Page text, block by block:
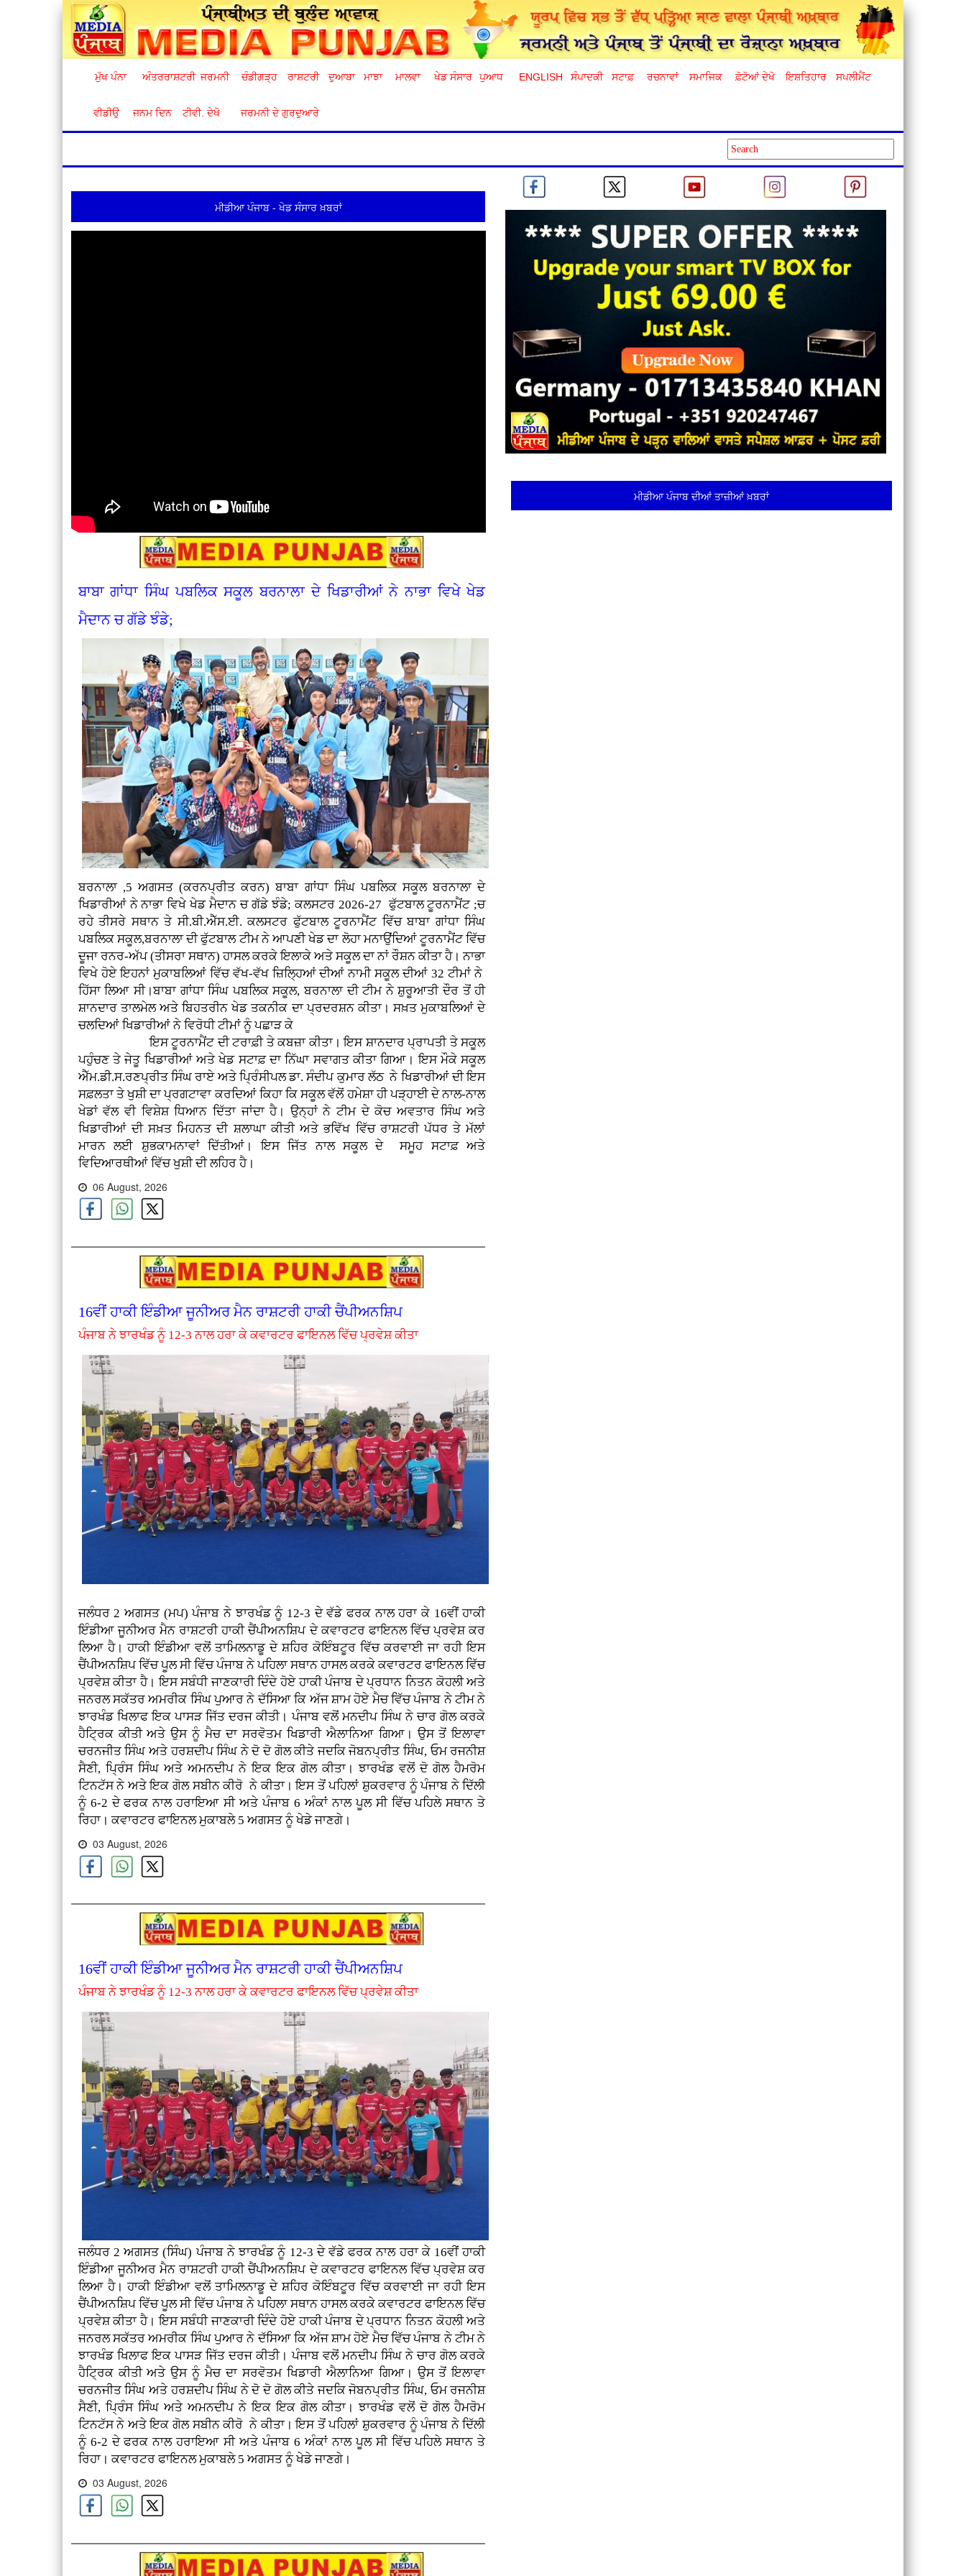
ਮੁੱਖ ਪੰਨਾ ਅੰਤਰਰਾਸ਼ਟਰੀ ਜਰਮਨੀ ਚੰਡੀਗੜ੍ਹ ਰਾਸ਼ਟਰੀ ਦੁਆਬਾ ਮਾਝਾ ਮਾਲਵਾ ਖੇਡ ਸੰਸਾਰ ਪੁਆਧ ENGLISH ਸੰਪਾਦਕੀ ਸਟਾਫ਼ ਰਚਨਾਵਾਂ ਸਮਾਜਿਕ ਫ਼ੋਟੋਆਂ ਦੇਖੋ ਇਸ਼ਤਿਹਾਰ ਸਪਲੀਮੈਂਟ
ਵੀਡੀਉ ਜਨਮ ਦਿਨ ਟੀਵੀ. ਦੇਖੋ ਜਰਮਨੀ ਦੇ ਗੁਰਦੁਆਰੇ
ਮੀਡੀਆ ਪੰਜਾਬ - ਖੇਡ ਸੰਸਾਰ ਖ਼ਬਰਾਂ
ਬਾਬਾ ਗਾਂਧਾ ਸਿੰਘ ਪਬਲਿਕ ਸਕੂਲ ਬਰਨਾਲਾ ਦੇ ਖਿਡਾਰੀਆਂ ਨੇ ਨਾਭਾ ਵਿਖੇ ਖੇਡ
ਮੈਦਾਨ ਚ ਗੱਡੇ ਝੰਡੇ;
ਬਰਨਾਲਾ ,5 ਅਗਸਤ (ਕਰਨਪ੍ਰੀਤ ਕਰਨ) ਬਾਬਾ ਗਾਂਧਾ ਸਿੰਘ ਪਬਲਿਕ ਸਕੂਲ ਬਰਨਾਲਾ ਦੇ
ਖਿਡਾਰੀਆਂ ਨੇ ਨਾਭਾ ਵਿਖੇ ਖੇਡ ਮੈਦਾਨ ਚ ਗੱਡੇ ਝੰਡੇ; ਕਲਸਟਰ 2026-27 ਫੁੱਟਬਾਲ ਟੂਰਨਾਮੈਂਟ ;ਚ
ਰਹੇ ਤੀਸਰੇ ਸਥਾਨ ਤੇ ਸੀ.ਬੀ.ਐੱਸ.ਈ. ਕਲਸਟਰ ਫੁੱਟਬਾਲ ਟੂਰਨਾਮੈਂਟ ਵਿੱਚ ਬਾਬਾ ਗਾਂਧਾ ਸਿੰਘ
ਪਬਲਿਕ ਸਕੂਲ,ਬਰਨਾਲਾ ਦੀ ਫੁੱਟਬਾਲ ਟੀਮ ਨੇ ਆਪਣੀ ਖੇਡ ਦਾ ਲੋਹਾ ਮਨਾਉਂਦਿਆਂ ਟੂਰਨਾਮੈਂਟ ਵਿੱਚ
ਦੂਜਾ ਰਨਰ-ਅੱਪ (ਤੀਸਰਾ ਸਥਾਨ) ਹਾਸਲ ਕਰਕੇ ਇਲਾਕੇ ਅਤੇ ਸਕੂਲ ਦਾ ਨਾਂ ਰੌਸ਼ਨ ਕੀਤਾ ਹੈ। ਨਾਭਾ
ਵਿਖੇ ਹੋਏ ਇਹਨਾਂ ਮੁਕਾਬਲਿਆਂ ਵਿੱਚ ਵੱਖ-ਵੱਖ ਜ਼ਿਲ੍ਹਿਆਂ ਦੀਆਂ ਨਾਮੀ ਸਕੂਲ ਦੀਆਂ 32 ਟੀਮਾਂ ਨੇ
ਹਿੱਸਾ ਲਿਆ ਸੀ।ਬਾਬਾ ਗਾਂਧਾ ਸਿੰਘ ਪਬਲਿਕ ਸਕੂਲ, ਬਰਨਾਲਾ ਦੀ ਟੀਮ ਨੇ ਸ਼ੁਰੂਆਤੀ ਦੌਰ ਤੋਂ ਹੀ
ਸ਼ਾਨਦਾਰ ਤਾਲਮੇਲ ਅਤੇ ਬਿਹਤਰੀਨ ਖੇਡ ਤਕਨੀਕ ਦਾ ਪ੍ਰਦਰਸ਼ਨ ਕੀਤਾ। ਸਖ਼ਤ ਮੁਕਾਬਲਿਆਂ ਦੇ
ਚਲਦਿਆਂ ਖਿਡਾਰੀਆਂ ਨੇ ਵਿਰੋਧੀ ਟੀਮਾਂ ਨੂੰ ਪਛਾੜ ਕੇ
ਇਸ ਟੂਰਨਾਮੈਂਟ ਦੀ ਟਰਾਫ਼ੀ ਤੇ ਕਬਜ਼ਾ ਕੀਤਾ। ਇਸ ਸ਼ਾਨਦਾਰ ਪ੍ਰਾਪਤੀ ਤੇ ਸਕੂਲ
ਪਹੁੰਚਣ ਤੇ ਜੇਤੂ ਖਿਡਾਰੀਆਂ ਅਤੇ ਖੇਡ ਸਟਾਫ਼ ਦਾ ਨਿੱਘਾ ਸਵਾਗਤ ਕੀਤਾ ਗਿਆ। ਇਸ ਮੌਕੇ ਸਕੂਲ
ਐੱਮ.ਡੀ.ਸ.ਰਣਪ੍ਰੀਤ ਸਿੰਘ ਰਾਏ ਅਤੇ ਪ੍ਰਿੰਸੀਪਲ ਡਾ. ਸੰਦੀਪ ਕੁਮਾਰ ਲੱਠ ਨੇ ਖਿਡਾਰੀਆਂ ਦੀ ਇਸ
ਸਫ਼ਲਤਾ ਤੇ ਖੁਸ਼ੀ ਦਾ ਪ੍ਰਗਟਾਵਾ ਕਰਦਿਆਂ ਕਿਹਾ ਕਿ ਸਕੂਲ ਵੱਲੋਂ ਹਮੇਸ਼ਾ ਹੀ ਪੜ੍ਹਾਈ ਦੇ ਨਾਲ-ਨਾਲ
ਖੇਡਾਂ ਵੱਲ ਵੀ ਵਿਸ਼ੇਸ਼ ਧਿਆਨ ਦਿੱਤਾ ਜਾਂਦਾ ਹੈ। ਉਨ੍ਹਾਂ ਨੇ ਟੀਮ ਦੇ ਕੋਚ ਅਵਤਾਰ ਸਿੰਘ ਅਤੇ
ਖਿਡਾਰੀਆਂ ਦੀ ਸਖ਼ਤ ਮਿਹਨਤ ਦੀ ਸ਼ਲਾਘਾ ਕੀਤੀ ਅਤੇ ਭਵਿੱਖ ਵਿੱਚ ਰਾਸ਼ਟਰੀ ਪੱਧਰ ਤੇ ਮੱਲਾਂ
ਮਾਰਨ ਲਈ ਸ਼ੁਭਕਾਮਨਾਵਾਂ ਦਿੱਤੀਆਂ। ਇਸ ਜਿੱਤ ਨਾਲ ਸਕੂਲ ਦੇ ਸਮੂਹ ਸਟਾਫ਼ ਅਤੇ
ਵਿਦਿਆਰਥੀਆਂ ਵਿੱਚ ਖੁਸ਼ੀ ਦੀ ਲਹਿਰ ਹੈ।
06 August, 2026
16ਵੀਂ ਹਾਕੀ ਇੰਡੀਆ ਜੂਨੀਅਰ ਮੈਨ ਰਾਸ਼ਟਰੀ ਹਾਕੀ ਚੈਂਪੀਅਨਸ਼ਿਪ
ਪੰਜਾਬ ਨੇ ਝਾਰਖੰਡ ਨੂੰ 12-3 ਨਾਲ ਹਰਾ ਕੇ ਕਵਾਰਟਰ ਫਾਇਨਲ ਵਿੱਚ ਪ੍ਰਵੇਸ਼ ਕੀਤਾ
ਜਲੰਧਰ 2 ਅਗਸਤ (ਮਪ) ਪੰਜਾਬ ਨੇ ਝਾਰਖੰਡ ਨੂੰ 12-3 ਦੇ ਵੱਡੇ ਫਰਕ ਨਾਲ ਹਰਾ ਕੇ 16ਵੀਂ ਹਾਕੀ
ਇੰਡੀਆ ਜੂਨੀਅਰ ਮੈਨ ਰਾਸ਼ਟਰੀ ਹਾਕੀ ਚੈਂਪੀਅਨਸ਼ਿਪ ਦੇ ਕਵਾਰਟਰ ਫਾਇਨਲ ਵਿੱਚ ਪ੍ਰਵੇਸ਼ ਕਰ
ਲਿਆ ਹੈ। ਹਾਕੀ ਇੰਡੀਆ ਵਲੋਂ ਤਾਮਿਲਨਾਡੂ ਦੇ ਸ਼ਹਿਰ ਕੋਇੰਬਟੂਰ ਵਿੱਚ ਕਰਵਾਈ ਜਾ ਰਹੀ ਇਸ
ਚੈਂਪੀਅਨਸ਼ਿਪ ਵਿੱਚ ਪੂਲ ਸੀ ਵਿੱਚ ਪੰਜਾਬ ਨੇ ਪਹਿਲਾ ਸਥਾਨ ਹਾਸਲ ਕਰਕੇ ਕਵਾਰਟਰ ਫਾਇਨਲ ਵਿੱਚ
ਪ੍ਰਵੇਸ਼ ਕੀਤਾ ਹੈ। ਇਸ ਸਬੰਧੀ ਜਾਣਕਾਰੀ ਦਿੰਦੇ ਹੋਏ ਹਾਕੀ ਪੰਜਾਬ ਦੇ ਪ੍ਰਧਾਨ ਨਿਤਨ ਕੋਹਲੀ ਅਤੇ
ਜਨਰਲ ਸਕੱਤਰ ਅਮਰੀਕ ਸਿੰਘ ਪੁਆਰ ਨੇ ਦੱਸਿਆ ਕਿ ਅੱਜ ਸ਼ਾਮ ਹੋਏ ਮੈਚ ਵਿੱਚ ਪੰਜਾਬ ਨੇ ਟੀਮ ਨੇ
ਝਾਰਖੰਡ ਖਿਲਾਫ ਇਕ ਪਾਸੜ ਜਿੱਤ ਦਰਜ ਕੀਤੀ। ਪੰਜਾਬ ਵਲੋਂ ਮਨਦੀਪ ਸਿੰਘ ਨੇ ਚਾਰ ਗੋਲ ਕਰਕੇ
ਹੈਟ੍ਰਿਕ ਕੀਤੀ ਅਤੇ ਉਸ ਨੂੰ ਮੈਚ ਦਾ ਸਰਵੋਤਮ ਖਿਡਾਰੀ ਐਲਾਨਿਆ ਗਿਆ। ਉਸ ਤੋਂ ਇਲਾਵਾ
ਚਰਨਜੀਤ ਸਿੰਘ ਅਤੇ ਹਰਸ਼ਦੀਪ ਸਿੰਘ ਨੇ ਦੋ ਦੋ ਗੋਲ ਕੀਤੇ ਜਦਕਿ ਜੋਬਨਪ੍ਰੀਤ ਸਿੰਘ, ਓਮ ਰਜਨੀਸ਼
ਸੈਣੀ, ਪ੍ਰਿੰਸ ਸਿੰਘ ਅਤੇ ਅਮਨਦੀਪ ਨੇ ਇਕ ਇਕ ਗੋਲ ਕੀਤਾ। ਝਾਰਖੰਡ ਵਲੋਂ ਦੋ ਗੋਲ ਹੈਮਰੋਮ
ਟਿਨਟੱਸ ਨੇ ਅਤੇ ਇਕ ਗੋਲ ਸਬੀਨ ਕੀਰੋ ਨੇ ਕੀਤਾ। ਇਸ ਤੋਂ ਪਹਿਲਾਂ ਸ਼ੁਕਰਵਾਰ ਨੂੰ ਪੰਜਾਬ ਨੇ ਦਿੱਲੀ
ਨੂੰ 6-2 ਦੇ ਫਰਕ ਨਾਲ ਹਰਾਇਆ ਸੀ ਅਤੇ ਪੰਜਾਬ 6 ਅੰਕਾਂ ਨਾਲ ਪੂਲ ਸੀ ਵਿੱਚ ਪਹਿਲੇ ਸਥਾਨ ਤੇ
ਰਿਹਾ। ਕਵਾਰਟਰ ਫਾਇਨਲ ਮੁਕਾਬਲੇ 5 ਅਗਸਤ ਨੂੰ ਖੇਡੇ ਜਾਣਗੇ।
03 August, 2026
16ਵੀਂ ਹਾਕੀ ਇੰਡੀਆ ਜੂਨੀਅਰ ਮੈਨ ਰਾਸ਼ਟਰੀ ਹਾਕੀ ਚੈਂਪੀਅਨਸ਼ਿਪ
ਪੰਜਾਬ ਨੇ ਝਾਰਖੰਡ ਨੂੰ 12-3 ਨਾਲ ਹਰਾ ਕੇ ਕਵਾਰਟਰ ਫਾਇਨਲ ਵਿੱਚ ਪ੍ਰਵੇਸ਼ ਕੀਤਾ
ਜਲੰਧਰ 2 ਅਗਸਤ (ਸਿੰਘ) ਪੰਜਾਬ ਨੇ ਝਾਰਖੰਡ ਨੂੰ 12-3 ਦੇ ਵੱਡੇ ਫਰਕ ਨਾਲ ਹਰਾ ਕੇ 16ਵੀਂ ਹਾਕੀ
ਇੰਡੀਆ ਜੂਨੀਅਰ ਮੈਨ ਰਾਸ਼ਟਰੀ ਹਾਕੀ ਚੈਂਪੀਅਨਸ਼ਿਪ ਦੇ ਕਵਾਰਟਰ ਫਾਇਨਲ ਵਿੱਚ ਪ੍ਰਵੇਸ਼ ਕਰ
ਲਿਆ ਹੈ। ਹਾਕੀ ਇੰਡੀਆ ਵਲੋਂ ਤਾਮਿਲਨਾਡੂ ਦੇ ਸ਼ਹਿਰ ਕੋਇੰਬਟੂਰ ਵਿੱਚ ਕਰਵਾਈ ਜਾ ਰਹੀ ਇਸ
ਚੈਂਪੀਅਨਸ਼ਿਪ ਵਿੱਚ ਪੂਲ ਸੀ ਵਿੱਚ ਪੰਜਾਬ ਨੇ ਪਹਿਲਾ ਸਥਾਨ ਹਾਸਲ ਕਰਕੇ ਕਵਾਰਟਰ ਫਾਇਨਲ ਵਿੱਚ
ਪ੍ਰਵੇਸ਼ ਕੀਤਾ ਹੈ। ਇਸ ਸਬੰਧੀ ਜਾਣਕਾਰੀ ਦਿੰਦੇ ਹੋਏ ਹਾਕੀ ਪੰਜਾਬ ਦੇ ਪ੍ਰਧਾਨ ਨਿਤਨ ਕੋਹਲੀ ਅਤੇ
ਜਨਰਲ ਸਕੱਤਰ ਅਮਰੀਕ ਸਿੰਘ ਪੁਆਰ ਨੇ ਦੱਸਿਆ ਕਿ ਅੱਜ ਸ਼ਾਮ ਹੋਏ ਮੈਚ ਵਿੱਚ ਪੰਜਾਬ ਨੇ ਟੀਮ ਨੇ
ਝਾਰਖੰਡ ਖਿਲਾਫ ਇਕ ਪਾਸੜ ਜਿੱਤ ਦਰਜ ਕੀਤੀ। ਪੰਜਾਬ ਵਲੋਂ ਮਨਦੀਪ ਸਿੰਘ ਨੇ ਚਾਰ ਗੋਲ ਕਰਕੇ
ਹੈਟ੍ਰਿਕ ਕੀਤੀ ਅਤੇ ਉਸ ਨੂੰ ਮੈਚ ਦਾ ਸਰਵੋਤਮ ਖਿਡਾਰੀ ਐਲਾਨਿਆ ਗਿਆ। ਉਸ ਤੋਂ ਇਲਾਵਾ
ਚਰਨਜੀਤ ਸਿੰਘ ਅਤੇ ਹਰਸ਼ਦੀਪ ਸਿੰਘ ਨੇ ਦੋ ਦੋ ਗੋਲ ਕੀਤੇ ਜਦਕਿ ਜੋਬਨਪ੍ਰੀਤ ਸਿੰਘ, ਓਮ ਰਜਨੀਸ਼
ਸੈਣੀ, ਪ੍ਰਿੰਸ ਸਿੰਘ ਅਤੇ ਅਮਨਦੀਪ ਨੇ ਇਕ ਇਕ ਗੋਲ ਕੀਤਾ। ਝਾਰਖੰਡ ਵਲੋਂ ਦੋ ਗੋਲ ਹੈਮਰੋਮ
ਟਿਨਟੱਸ ਨੇ ਅਤੇ ਇਕ ਗੋਲ ਸਬੀਨ ਕੀਰੋ ਨੇ ਕੀਤਾ। ਇਸ ਤੋਂ ਪਹਿਲਾਂ ਸ਼ੁਕਰਵਾਰ ਨੂੰ ਪੰਜਾਬ ਨੇ ਦਿੱਲੀ
ਨੂੰ 6-2 ਦੇ ਫਰਕ ਨਾਲ ਹਰਾਇਆ ਸੀ ਅਤੇ ਪੰਜਾਬ 6 ਅੰਕਾਂ ਨਾਲ ਪੂਲ ਸੀ ਵਿੱਚ ਪਹਿਲੇ ਸਥਾਨ ਤੇ
ਰਿਹਾ। ਕਵਾਰਟਰ ਫਾਇਨਲ ਮੁਕਾਬਲੇ 5 ਅਗਸਤ ਨੂੰ ਖੇਡੇ ਜਾਣਗੇ।
03 August, 2026
ਮੀਡੀਆ ਪੰਜਾਬ ਦੀਆਂ ਤਾਜ਼ੀਆਂ ਖ਼ਬਰਾਂ